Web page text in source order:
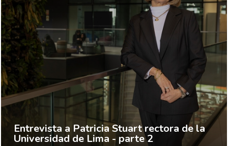
Entrevista a Patricia Stuart rectora de la
Universidad de Lima - parte 2